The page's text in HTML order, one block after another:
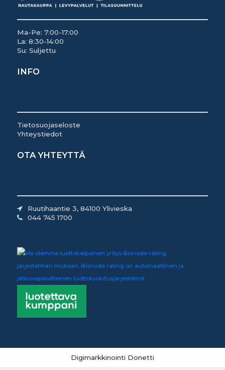
Ma-Pe: 7:00-17:00
La: 8:30-14:00
Su: Suljettu
INFO
Tietosuojaseloste
Yhteystiedot
OTA YHTEYTTÄ
Ruutihaantie 3, 84100 Ylivieska
044 745 1700
Digimarkkinointi Donetti